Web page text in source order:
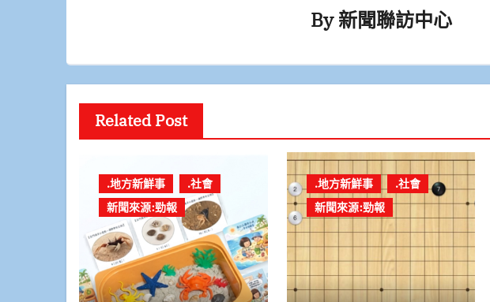
By新聞聯訪中心
Related Post
.地方新鮮事
.社會
新聞來源:勁報
.地方新鮮事
.社會
新聞來源:勁報